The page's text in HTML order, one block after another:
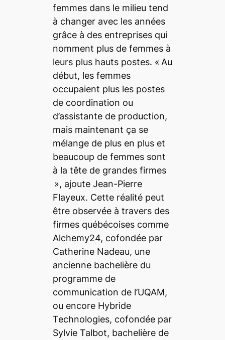
femmes dans le milieu tend
à changer avec les années
grâce à des entreprises qui
nomment plus de femmes à
leurs plus hauts postes. « Au
début, les femmes
occupaient plus les postes
de coordination ou
d’assistante de production,
mais maintenant ça se
mélange de plus en plus et
beaucoup de femmes sont
à la tête de grandes firmes
», ajoute Jean-Pierre
Flayeux. Cette réalité peut
être observée à travers des
firmes québécoises comme
Alchemy24, cofondée par
Catherine Nadeau, une
ancienne bachelière du
programme de
communication de l’UQAM,
ou encore Hybride
Technologies, cofondée par
Sylvie Talbot, bachelière de